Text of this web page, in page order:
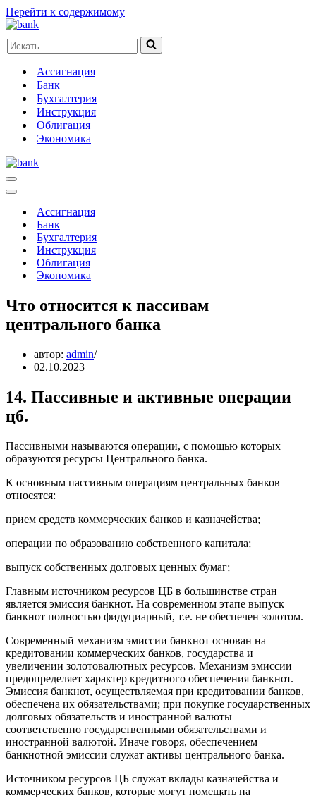
Перейти к содержимому
Искать...
Ассигнация
Банк
Бухгалтерия
Инструкция
Облигация
Экономика
Меню
навигации
Меню
навигацииАссигнация
Банк
Бухгалтерия
Инструкция
Облигация
Экономика
Что относится к пассивам
центрального банка
автор: admin
02.10.2023
14. Пассивные и активные операции
цб.
Пассивными называются операции, с помощью которых
образуются ресурсы Центрального банка.
К основным пассивным операциям центральных банков
относятся:
прием средств коммерческих банков и казначейства;
операции по образованию собственного капитала;
выпуск собственных долговых ценных бумаг;
Главным источником ресурсов ЦБ в большинстве стран
является эмиссия банкнот. На современном этапе выпуск
банкнот полностью фидуциарный, т.е. не обеспечен золотом.
Современный механизм эмиссии банкнот основан на
кредитовании коммерческих банков, государства и
увеличении золотовалютных ресурсов. Механизм эмиссии
предопределяет характер кредитного обеспечения банкнот.
Эмиссия банкнот, осуществляемая при кредитовании банков,
обеспечена их обязательствами; при покупке государственных
долговых обязательств и иностранной валюты –
соответственно государственными обязательствами и
иностранной валютой. Иначе говоря, обеспечением
банкнотной эмиссии служат активы центрального банка.
Источником ресурсов ЦБ служат вклады казначейства и
коммерческих банков, которые могут помещать на